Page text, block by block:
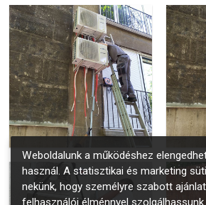
Weboldalunk a működéshez
használ. A statisztikai és marketing
nekünk, hogy személyre szabott
felhasználói élménnyel szolgálhassunk.